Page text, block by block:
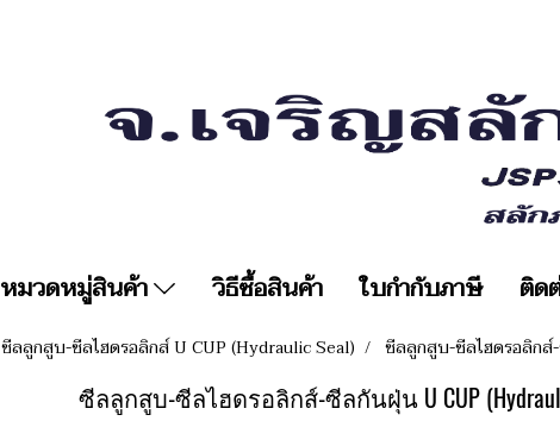
หมวดหมู่สินค้า วิธีซื้อสินค้า ใบกำกับภาษี ติด
ซีลลูกสูบ-ซีลไฮดรอลิกส์ U CUP (Hydraulic Seal) ซีลลูกสูบ-ซีลไฮดรอลิกส์
ซีลลูกสูบ-ซีลไฮดรอลิกส์-ซีลกันฝุ่น U CUP